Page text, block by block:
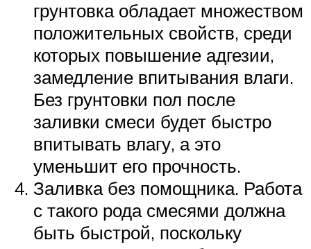
грунтовка обладает множеством
положительных свойств, среди
которых повышение адгезии,
замедление впитывания влаги.
Без грунтовки пол после
заливки смеси будет быстро
впитывать влагу, а это
уменьшит его прочность.
Заливка без помощника. Работа
с такого рода смесями должна
быть быстрой, поскольку